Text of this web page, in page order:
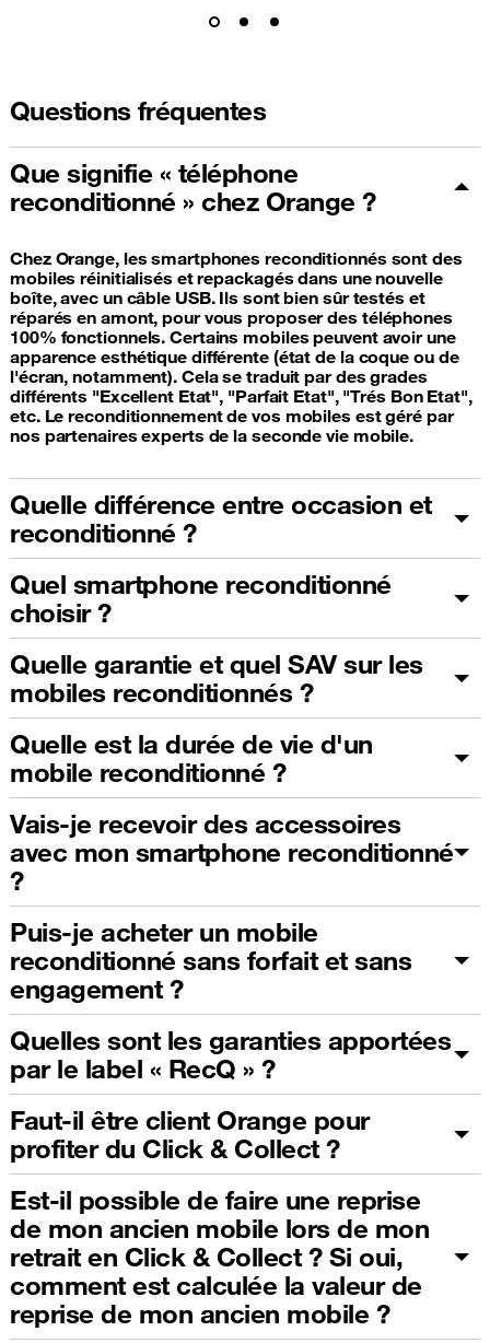
Questions fréquentes
Que signifie « téléphone
reconditionné » chez Orange ?
Chez Orange, les smartphones reconditionnés sont des
mobiles réinitialisés et repackagés dans une nouvelle
boîte, avec un câble USB. Ils sont bien sûr testés et
réparés en amont, pour vous proposer des téléphones
100% fonctionnels. Certains mobiles peuvent avoir une
apparence esthétique différente (état de la coque ou de
l'écran, notamment). Cela se traduit par des grades
différents "Excellent Etat", "Parfait Etat", "Trés Bon Etat",
etc. Le reconditionnement de vos mobiles est géré par
nos partenaires experts de la seconde vie mobile.
Quelle différence entre occasion et
reconditionné ?
Quel smartphone reconditionné
choisir ?
Quelle garantie et quel SAV sur les
mobiles reconditionnés ?
Quelle est la durée de vie d'un
mobile reconditionné ?
Vais-je recevoir des accessoires
avec mon smartphone reconditionné
?
Puis-je acheter un mobile
reconditionné sans forfait et sans
engagement ?
Quelles sont les garanties apportées
par le label « RecQ » ?
Faut-il être client Orange pour
profiter du Click & Collect ?
Est-il possible de faire une reprise
de mon ancien mobile lors de mon
retrait en Click & Collect ? Si oui,
comment est calculée la valeur de
reprise de mon ancien mobile ?